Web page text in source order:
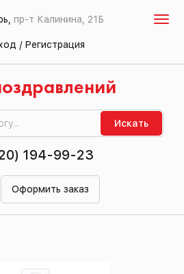
пр-т Калинина, 21Б
/ Регистрация
Искать
194-99-23
Оформить заказ